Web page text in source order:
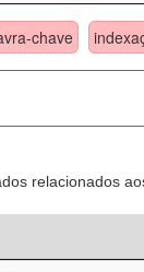
chave
relacionados